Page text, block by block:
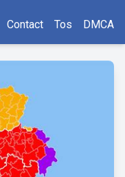
Contact Tos DMCA